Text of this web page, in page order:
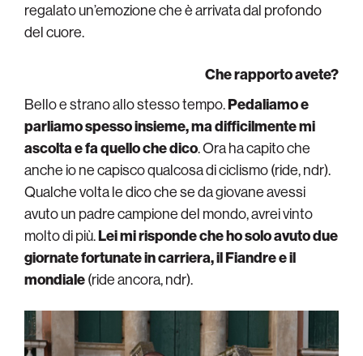
regalato un’emozione che è arrivata dal profondo
del cuore.
Che rapporto avete?
Bello e strano allo stesso tempo.Pedaliamo e
parliamo spesso insieme, ma difficilmente mi
ascolta e fa quello che dico. Ora ha capito che
anche io ne capisco qualcosa di ciclismo (ride, ndr).
Qualche volta le dico che se da giovane avessi
avuto un padre campione del mondo, avrei vinto
molto di più.Lei mi risponde che ho solo avuto due
giornate fortunate in carriera, il Fiandre e il
mondiale(ride ancora, ndr).